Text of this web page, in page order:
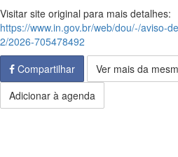
Visitar site original para mais detalhes:
https://www.in.gov.br/web/dou/-/aviso-
2/2026-705478492
Compartilhar
Ver mais da
Adicionar à agenda